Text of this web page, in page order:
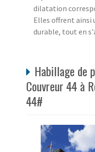
dilatation
Elles offrent ainsi
durable, tout en
Habillage de
Couvreur 44 à
44#